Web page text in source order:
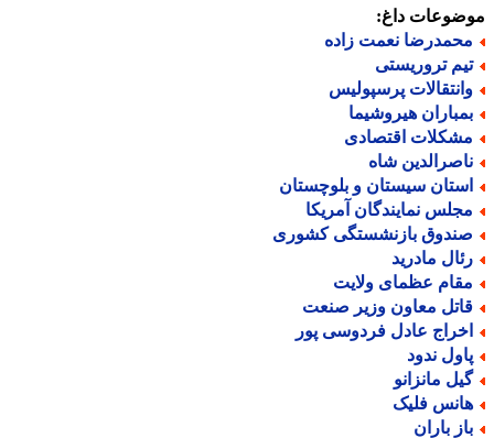
داغ:
نعمت زاده
تروریستی
پرسپولیس
هیروشیما
اقتصادی
شاه
سیستان و بلوچستان
نمایندگان آمریکا
بازنشستگی کشوری
مادرید
عظمای ولایت
معاون وزیر صنعت
عادل فردوسی پور
ندود
مانزانو
فلیک
باران